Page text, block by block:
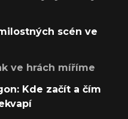
scén ve
ve hrách míříme
Kde začít a čím